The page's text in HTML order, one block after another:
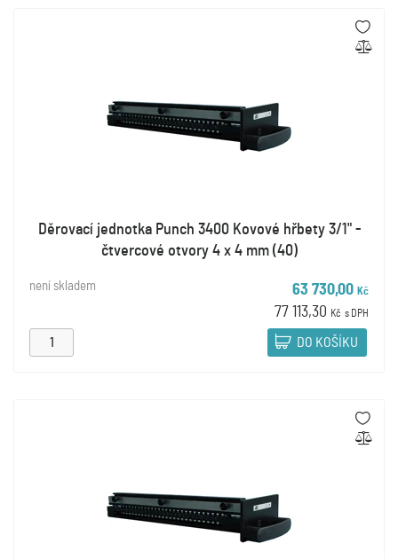
Děrovací jednotka Punch 3400 Kovové hřbety 3/1" -
čtvercové otvory 4 x 4 mm (40)
není skladem 63 730,00 Kč
77 113,30 Kč s DPH
DO KOŠÍKU